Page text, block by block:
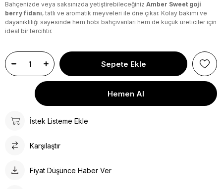
Bahçenizde veya saksınızda yetiştirebileceğiniz Amber Sweet goji
berry fidanı, tatlı ve aromatik meyveleri ile öne çıkar. Kolay bakımı ve
dayanıklılığı sayesinde hem hobi bahçıvanları hem de küçük üreticiler için
ideal bir tercihtir.
İstek Listeme Ekle
Karşılaştır
Fiyat Düşünce Haber Ver